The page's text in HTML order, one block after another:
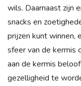
wils. Daarnaast zijn
snacks en
prijzen kunt winnen,
sfeer van de kermis
aan de kermis
gezelligheid te